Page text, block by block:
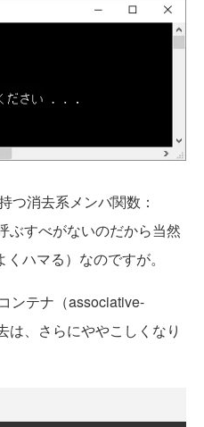
つ消去系メンバ関数：
ぶすべがないのだから当然
ハマる）なのですが。
ンテナ（associative-
は、さらにややこしくなり